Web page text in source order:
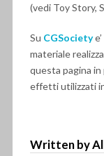
(vedi Toy Story,
Su CGSociety
materiale
questa pagina
effetti utilizzati
Written by